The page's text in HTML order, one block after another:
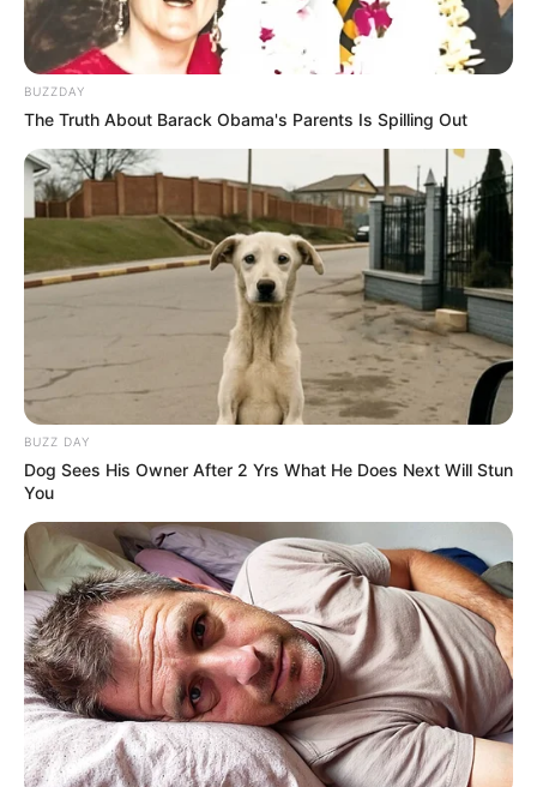
BUZZDAY
The Truth About Barack Obama's Parents Is Spilling Out
BUZZ DAY
Dog Sees His Owner After 2 Yrs What He Does Next Will Stun
You